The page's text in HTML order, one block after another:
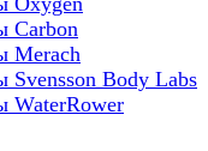
Carbon
Merach
Svensson Body Labs
WaterRower